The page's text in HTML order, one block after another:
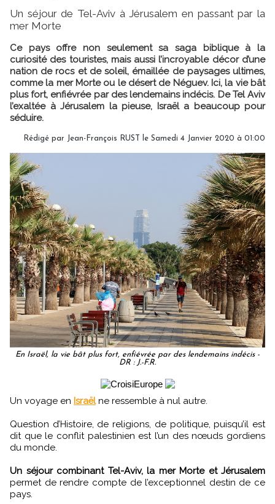
Un séjour de Tel-Aviv à Jérusalem en passant par la
mer Morte
Ce pays offre non seulement sa saga biblique à la
curiosité des touristes, mais aussi l’incroyable décor d’une
nation de rocs et de soleil, émaillée de paysages ultimes,
comme la mer Morte ou le désert de Néguev. Ici, la vie bât
plus fort, enfiévrée par des lendemains indécis. De Tel Aviv
l’exaltée à Jérusalem la pieuse, Israël a beaucoup pour
séduire.
Rédigé par Jean-François RUST le Samedi 4 Janvier 2020 à 01:00
En Israël, la vie bât plus fort, enfiévrée par des lendemains indécis -
DR : J.-F.R.
Un voyage en Israëlne ressemble à nul autre.
Question d’Histoire, de religions, de politique, puisqu’il est
dit que le conflit palestinien est l’un des nœuds gordiens
du monde.
Un séjour combinant Tel-Aviv, la mer Morte et Jérusalem
permet de rendre compte de l’exceptionnel destin de ce
pays.